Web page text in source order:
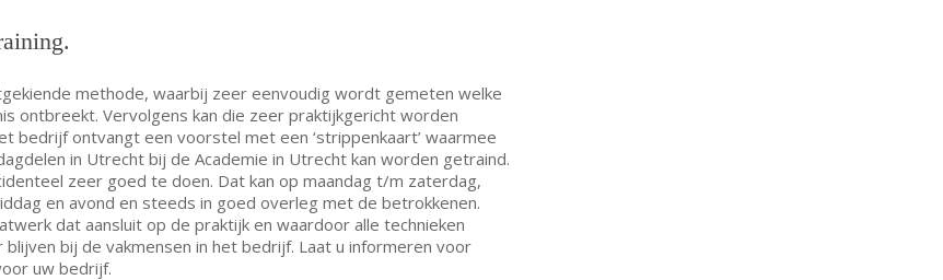
methode, waarbij zeer eenvoudig wordt gemeten welke
ontbreekt. Vervolgens kan die zeer praktijkgericht worden
bedrijf ontvangt een voorstel met een ‘strippenkaart’ waarmee
in Utrecht bij de Academie in Utrecht kan worden getraind.
zeer goed te doen. Dat kan op maandag t/m zaterdag,
en avond en steeds in goed overleg met de betrokkenen.
dat aansluit op de praktijk en waardoor alle technieken
blijven bij de vakmensen in het bedrijf. Laat u informeren voor
uw bedrijf.